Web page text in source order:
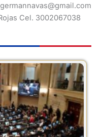
Cel. 3002067038